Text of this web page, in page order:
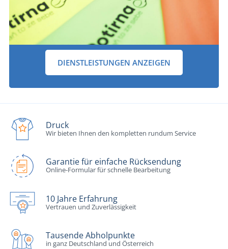
DIENSTLEISTUNGEN ANZEIGEN
Druck
Wir bieten Ihnen den kompletten rundum Service
Garantie für einfache Rücksendung
Online-Formular für schnelle Bearbeitung
10 Jahre Erfahrung
Vertrauen und Zuverlässigkeit
Tausende Abholpunkte
in ganz Deutschland und Österreich